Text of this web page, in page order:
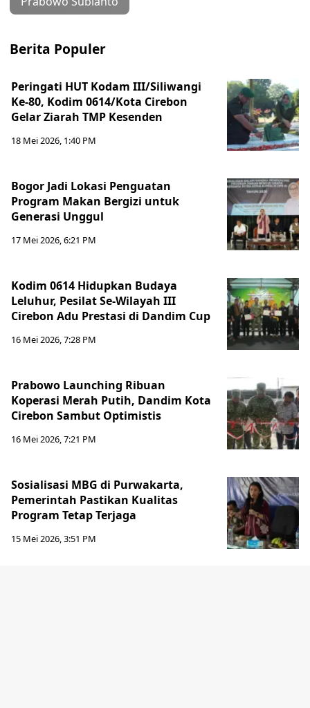
Berita Populer
Peringati HUT Kodam III/Siliwangi
Ke-80, Kodim 0614/Kota Cirebon
Gelar Ziarah TMP Kesenden
18 Mei 2026, 1:40 PM
Bogor Jadi Lokasi Penguatan
Program Makan Bergizi untuk
Generasi Unggul
17 Mei 2026, 6:21 PM
Kodim 0614 Hidupkan Budaya
Leluhur, Pesilat Se-Wilayah III
Cirebon Adu Prestasi di Dandim Cup
16 Mei 2026, 7:28 PM
Prabowo Launching Ribuan
Koperasi Merah Putih, Dandim Kota
Cirebon Sambut Optimistis
16 Mei 2026, 7:21 PM
Sosialisasi MBG di Purwakarta,
Pemerintah Pastikan Kualitas
Program Tetap Terjaga
15 Mei 2026, 3:51 PM